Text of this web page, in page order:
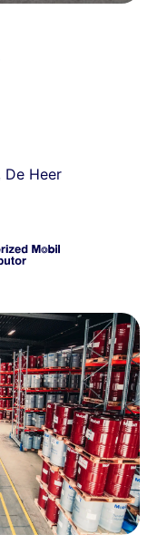
De Heer